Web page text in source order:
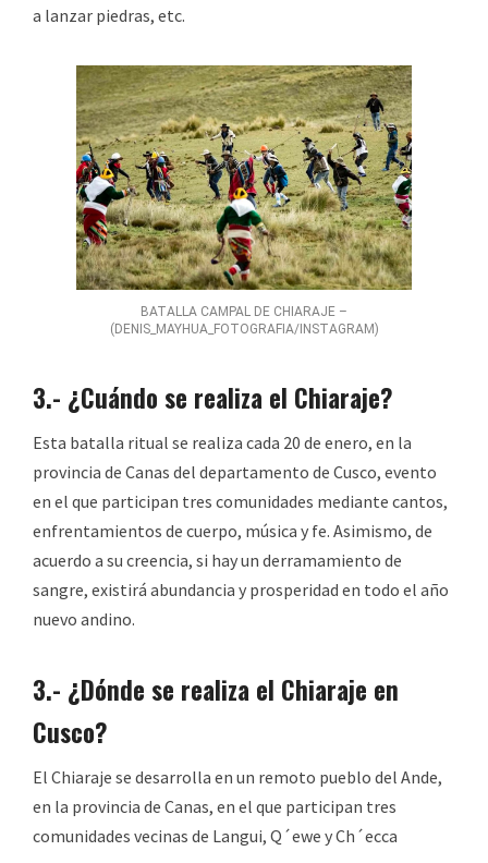
a lanzar piedras, etc.
BATALLA CAMPAL DE CHIARAJE –
(DENIS_MAYHUA_FOTOGRAFIA/INSTAGRAM)
3.- ¿Cuándo se realiza el Chiaraje?
Esta batalla ritual se realiza cada 20 de enero, en la
provincia de Canas del departamento de Cusco, evento
en el que participan tres comunidades mediante cantos,
enfrentamientos de cuerpo, música y fe. Asimismo, de
acuerdo a su creencia, si hay un derramamiento de
sangre, existirá abundancia y prosperidad en todo el año
nuevo andino.
3.- ¿Dónde se realiza el Chiaraje en
Cusco?
El Chiaraje se desarrolla en un remoto pueblo del Ande,
en la provincia de Canas, en el que participan tres
comunidades vecinas de Langui, Q´ewe y Ch´ecca